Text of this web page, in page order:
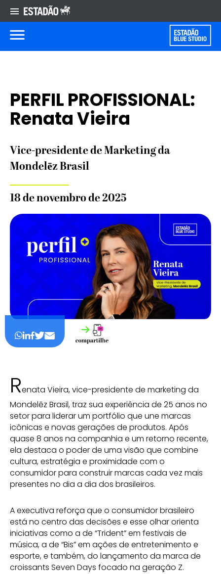
PERFIL PROFISSIONAL:
Renata Vieira
Vice-presidente de Marketing da
Mondelēz Brasil
18 de novembro de 2025
Renata Vieira, vice-presidente de marketing da
Mondelēz Brasil, traz sua experiência de 25 anos no
setor para liderar um portfólio que une marcas
icônicas e novas gerações de produtos. Após
quase 8 anos na companhia e um retorno recente,
ela destaca o poder de uma visão que combine
cultura, estratégia e proximidade com o
consumidor para construir marcas cada vez mais
presentes no dia a dia dos brasileiros.
A executiva reforça que o consumidor brasileiro
está no centro das decisões e esse olhar orienta
iniciativas como a de “Trident” em festivais de
música, a de “Bis” em ações de entretenimento e
esporte, e também, do lançamento da marca de
croissants Seven Days focado na geração Z.